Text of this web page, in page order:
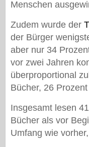
Menschen
Zudem wurde der
der Bürger
aber nur 34
vor zwei Jahren
überproportional
Bücher, 26
Insgesamt lesen
Bücher als vor
Umfang wie